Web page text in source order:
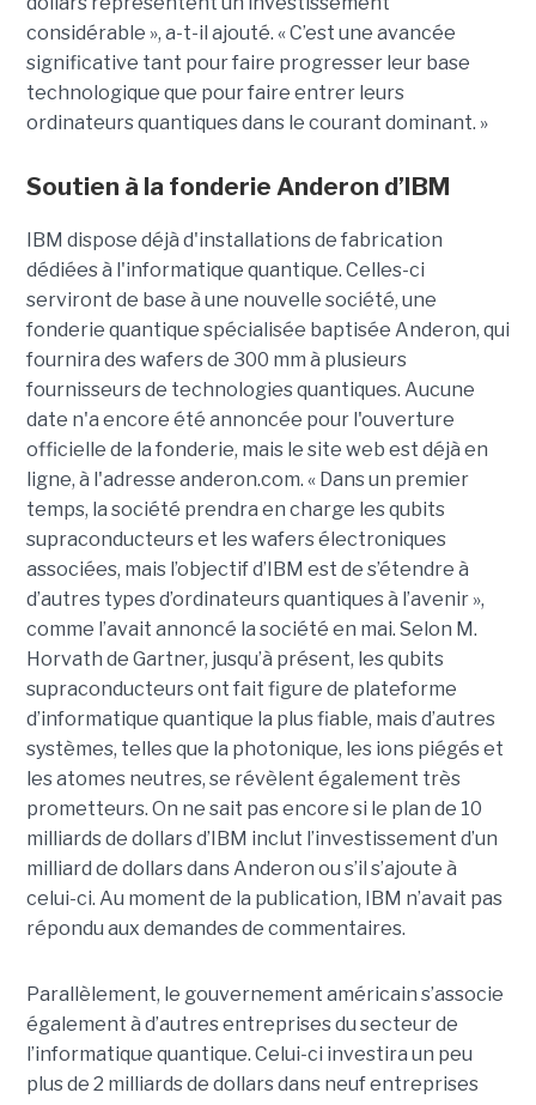
considérable », a-t-il ajouté. « C’est une avancée
significative tant pour faire progresser leur base
technologique que pour faire entrer leurs
ordinateurs quantiques dans le courant dominant. »
Soutien à la fonderie Anderon d’IBM
IBM dispose déjà d'installations de fabrication
dédiées à l'informatique quantique. Celles-ci
serviront de base à une nouvelle société, une
fonderie quantique spécialisée baptisée Anderon, qui
fournira des wafers de 300 mm à plusieurs
fournisseurs de technologies quantiques. Aucune
date n'a encore été annoncée pour l'ouverture
officielle de la fonderie, mais le site web est déjà en
ligne, à l'adresse anderon.com. « Dans un premier
temps, la société prendra en charge les qubits
supraconducteurs et les wafers électroniques
associées, mais l’objectif d’IBM est de s’étendre à
d’autres types d’ordinateurs quantiques à l’avenir »,
comme l’avait annoncé la société en mai. Selon M.
Horvath de Gartner, jusqu’à présent, les qubits
supraconducteurs ont fait figure de plateforme
d’informatique quantique la plus fiable, mais d’autres
systèmes, telles que la photonique, les ions piégés et
les atomes neutres, se révèlent également très
prometteurs. On ne sait pas encore si le plan de 10
milliards de dollars d’IBM inclut l’investissement d’un
milliard de dollars dans Anderon ou s’il s’ajoute à
celui-ci. Au moment de la publication, IBM n’avait pas
répondu aux demandes de commentaires.
Parallèlement, le gouvernement américain s’associe
également à d’autres entreprises du secteur de
l’informatique quantique. Celui-ci investira un peu
plus de 2 milliards de dollars dans neuf entreprises